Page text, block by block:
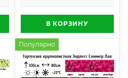
В КОРЗИНУ
Популярно